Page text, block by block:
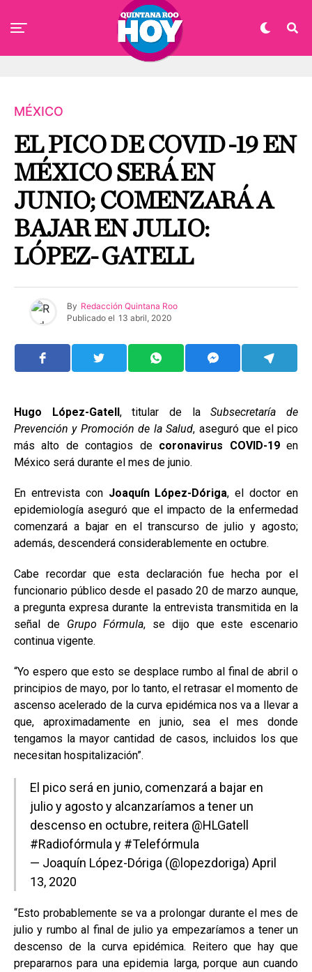
MÉXICO
EL PICO DE COVID-19 EN
MÉXICO SERÁ EN
JUNIO; COMENZARÁ A
BAJAR EN JULIO:
LÓPEZ-GATELL
By Redacción Quintana Roo
Publicado el 13 abril, 2020
Hugo López-Gatell, titular de laSubsecretaría de
Prevención y Promoción de la Salud, aseguró que el pico
más alto de contagios de coronavirus COVID-19en
México será durante el mes de junio.
En entrevista con Joaquín López-Dóriga, el doctor en
epidemiología aseguró que el impacto de la enfermedad
comenzará a bajar en el transcurso de julio y agosto;
además, descenderá considerablemente en octubre.
Cabe recordar que esta declaración fue hecha por el
funcionario público desde el pasado 20 de marzo aunque,
a pregunta expresa durante la entrevista transmitida en la
señal de Grupo Fórmula, se dijo que este escenario
continua vigente.
“Yo espero que esto se desplace rumbo al final de abril o
principios de mayo, por lo tanto, el retrasar el momento de
ascenso acelerado de la curva epidémica nos va a llevar a
que, aproximadamente en junio, sea el mes donde
tengamos la mayor cantidad de casos, incluidos los que
necesitan hospitalización”.
El pico será en junio, comenzará a bajar en
julio y agosto y alcanzaríamos a tener un
descenso en octubre, reitera @HLGatell
#Radiofórmula y #Telefórmula
— Joaquín López-Dóriga (@lopezdoriga) April
13, 2020
“Esto probablemente se va a prolongar durante el mes de
julio y rumbo al final de julio ya empezaríamos a tener un
descenso de la curva epidémica. Reitero que hay que
prepararnos para una epidemia larga, porque aun cuando